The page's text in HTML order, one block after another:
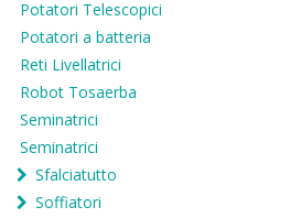
Potatori Telescopici
Potatori a batteria
Reti Livellatrici
Robot Tosaerba
Seminatrici
Seminatrici
Sfalciatutto
Soffiatori